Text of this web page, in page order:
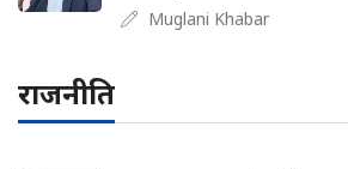
Muglani Khabar
राजनीति